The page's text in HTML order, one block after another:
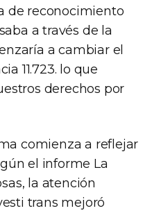
de reconocimiento
a través de la
a cambiar el
11.723. lo que
derechos por
comienza a reflejar
el informe La
la atención
trans mejoró